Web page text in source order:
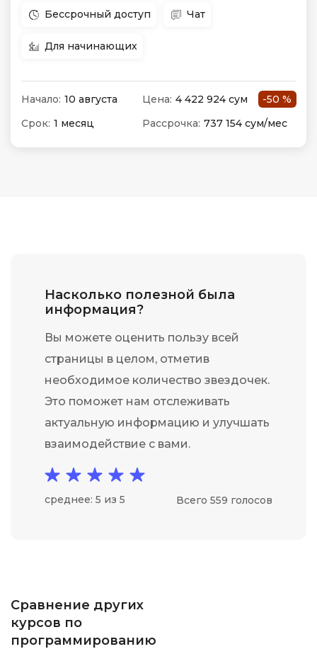
Бессрочный доступ Чат
Для начинающих
Начало: 10 августа Цена: 4 422 924 сум
-50 %
Срок: 1 месяц Рассрочка: 737 154 сум/мес
Насколько полезной была
информация?
Вы можете оценить пользу всей
страницы в целом, отметив
необходимое количество звездочек.
Это поможет нам отслеживать
актуальную информацию и улучшать
взаимодействие с вами.
среднее: 5 из 5 Всего 559 голосов
Сравнение других
курсов по
программированию